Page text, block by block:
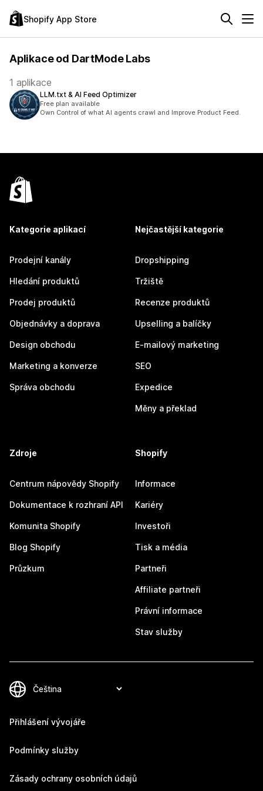
Shopify App Store
Aplikace od DartMode Labs
1 aplikace
LLM.txt & AI Feed Optimizer
Free plan available
Own Control of what AI agents crawl and Improve Product Feed.
Kategorie aplikací
Prodejní kanály
Hledání produktů
Prodej produktů
Objednávky a doprava
Design obchodu
Marketing a konverze
Správa obchodu
Nejčastější kategorie
Dropshipping
Tržiště
Recenze produktů
Upselling a balíčky
E-mailový marketing
SEO
Expedice
Měny a překlad
Zdroje
Centrum nápovědy Shopify
Dokumentace k rozhraní API
Komunita Shopify
Blog Shopify
Průzkum
Shopify
Informace
Kariéry
Investoři
Tisk a média
Partneři
Affiliate partneři
Právní informace
Stav služby
Přihlášení vývojáře
Podmínky služby
Zásady ochrany osobních údajů